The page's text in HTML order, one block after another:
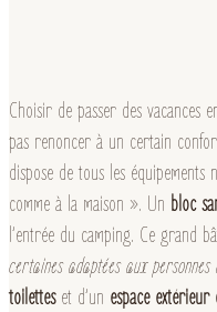
Choisir de passer des vacances
pas renoncer à un certain
dispose de tous les
comme à la maison ». Un bloc
l’entrée du camping. Ce grand
certaines adaptées aux
toiletteset d’un espace extérieur